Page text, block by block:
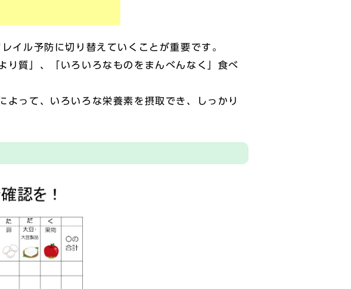
ル予防に切り替えていくことが重要です。
質」、「いろいろなものをまんべんなく」食べ
って、いろいろな栄養素を摂取でき、しっかり